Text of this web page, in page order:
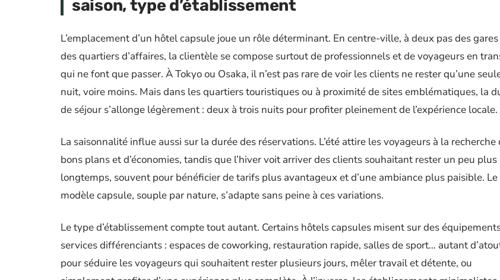
saison, type d’établissement
L’emplacement d’un hôtel capsule joue un rôle déterminant. En centre-ville, à deux pas des gares
des quartiers d’affaires, la clientèle se compose surtout de professionnels et de voyageurs en
qui ne font que passer. À Tokyo ou Osaka, il n’est pas rare de voir les clients ne rester qu’une
nuit, voire moins. Mais dans les quartiers touristiques ou à proximité de sites emblématiques, la
de séjour s’allonge légèrement : deux à trois nuits pour profiter pleinement de l’expérience locale.
La saisonnalité influe aussi sur la durée des réservations. L’été attire les voyageurs à la recherche
bons plans et d’économies, tandis que l’hiver voit arriver des clients souhaitant rester un peu plus
longtemps, souvent pour bénéficier de tarifs plus avantageux et d’une ambiance plus paisible. Le
modèle capsule, souple par nature, s’adapte sans peine à ces variations.
Le type d’établissement compte tout autant. Certains hôtels capsules misent sur des
services différenciants : espaces de coworking, restauration rapide, salles de sport… autant
pour séduire les voyageurs qui souhaitent rester plusieurs jours, mêler travail et détente, ou